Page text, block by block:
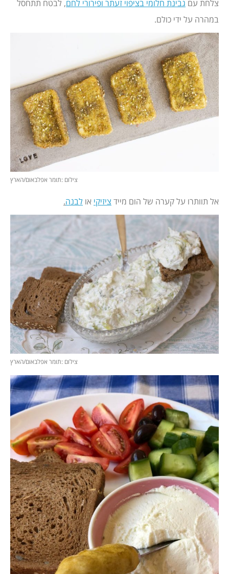
צלחת עם גבינת חלומי בציפוי זעתר ופירורי לחם, לבטח תתחסל
במהרה על ידי כולם.
צילום :תומר אפלבאום/הארץ
אל תוותרו על קערה של הום מייד ציזיקי או לבנה.
צילום :תומר אפלבאום/הארץ